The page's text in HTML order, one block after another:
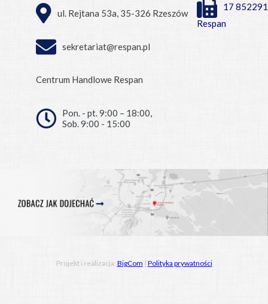
ul. Rejtana 53a, 35-326 Rzeszów
17
Respan
sekretariat@respan.pl
Centrum Handlowe Respan
Pon. - pt. 9:00 – 18:00,
Sob. 9:00 - 15:00
Projekt i realizacja: BigCom | Polityka prywatności